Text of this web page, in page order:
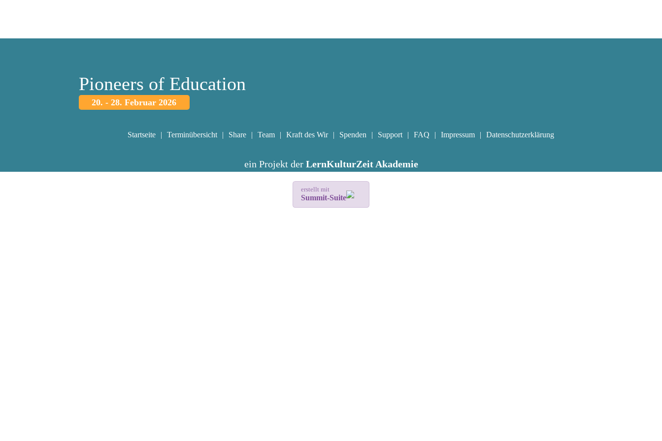
Pioneers of Education
20. - 28. Februar 2026
Startseite Terminübersicht Share Team Kraft des Wir Spenden Support FAQ Impressum Datenschutzerklärung
ein Projekt der LernKulturZeit Akademie
erstellt mit
Summit-Suite